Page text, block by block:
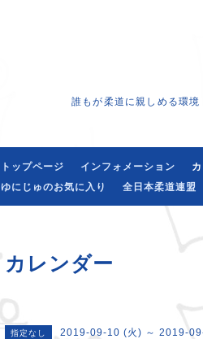
誰もが柔道に親しめる環
トップページ インフォメーション
ゆにじゅのお気に入り
全日本柔道連盟
カレンダー
指定なし 2019-09-10 (火) ～ 2019-